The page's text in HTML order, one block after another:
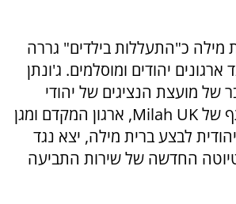
מילה כ"התעללות בילדים" גררה
יהודים ומוסלמים. ג'ונתן
של מועצת הנציגים של יהודי
שלMilah UK, ארגון המקדם ומגן
לבצע ברית מילה, יצא נגד
החדשה של שירות התביעה